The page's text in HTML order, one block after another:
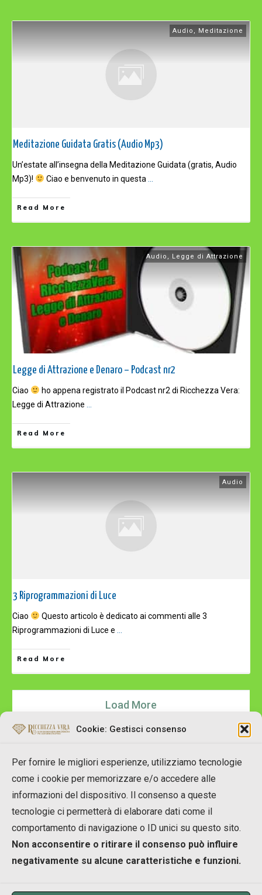
Cookie: Gestisci consenso
Per fornire le migliori esperienze, utilizziamo tecnologie
come i cookie per memorizzare e/o accedere alle
informazioni del dispositivo. Il consenso a queste
tecnologie ci permetterà di elaborare dati come il
comportamento di navigazione o ID unici su questo sito.
Non acconsentire o ritirare il consenso può influire
negativamente su alcune caratteristiche e funzioni.
Audio , Meditazione
Meditazione Guidata Gratis (Audio Mp3)
Un’estate all’insegna della Meditazione Guidata (gratis, Audio
Mp3)!
Ciao e benvenuto in questa
Read More
Audio , Legge di Attrazione
Legge di Attrazione e Denaro – Podcast nr2
Ciao
ho appena registrato il Podcast nr2 di Ricchezza Vera:
Legge di Attrazione
Read More
Audio
3 Riprogrammazioni di Luce
Ciao
Questo articolo è dedicato ai commenti alle 3
Riprogrammazioni di Luce e
Read More
Load More
Copyright © 2007-2023 RicchezzaVera.com
info[at]RicchezzaVera.com
Merlin Temple Shpk
NIUS: M11916002A